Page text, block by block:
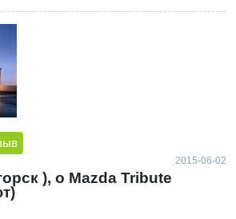
2015-06-02
), о Mazda Tribute